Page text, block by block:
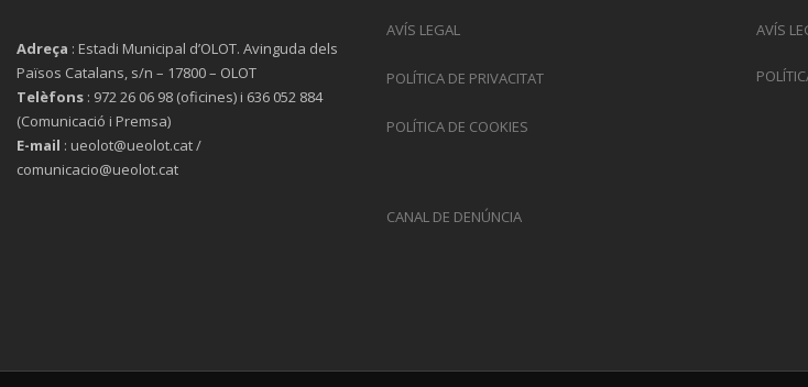
Adreça : Estadi Municipal d’OLOT. Avinguda dels
Països Catalans, s/n – 17800 – OLOT
Telèfons : 972 26 06 98 (oficines) i 636 052 884
(Comunicació i Premsa)
E-mail : ueolot@ueolot.cat /
comunicacio@ueolot.cat
AVÍS LEGAL
POLÍTICA DE PRIVACITAT
POLÍTICA DE COOKIES
CANAL DE DENÚNCIA
AVÍS